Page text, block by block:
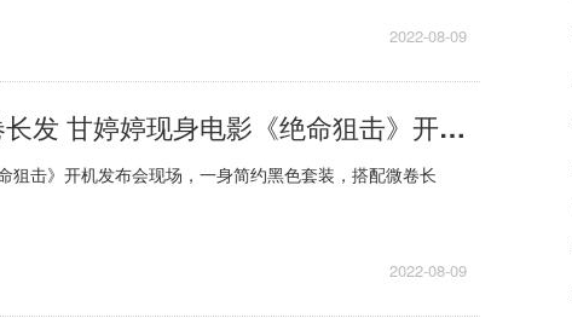
2022-08-09
黑色套装搭配微卷长发 甘婷婷现身电影《绝命狙击》开机发布会现场
狙击》开机发布会现场，一身简约黑色套装，搭配微卷长
2022-08-09